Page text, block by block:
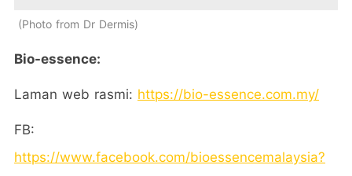
Photo from Dr Dermis
Bio-essence:
Laman web rasmi: https://bio-essence.com.my/
FB:
https://www.facebook.com/bioessencemalaysia?